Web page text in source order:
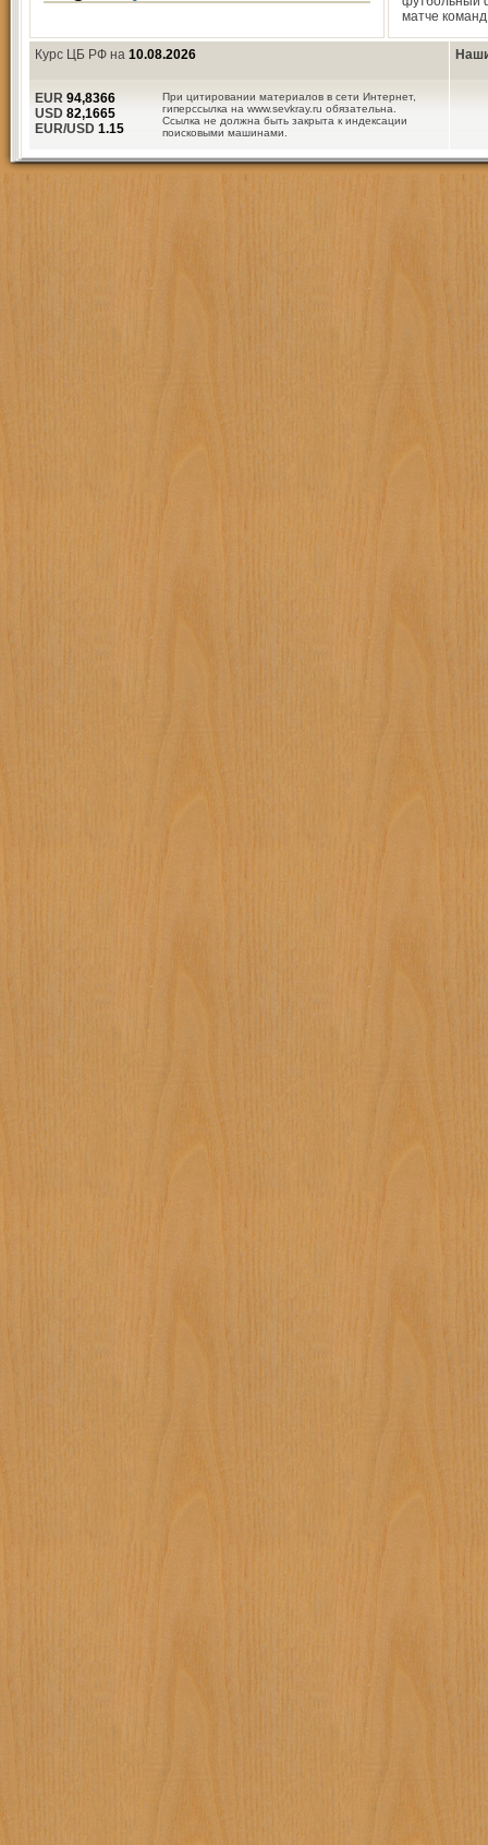
матче
Курс ЦБ РФ на 10.08.2026
При цитировании материалов в сети Интернет,
гиперссылка на www.sevkray.ru обязательна.
Ссылка не должна быть закрыта к индексации
поисковыми машинами.
EUR 94,8366
USD 82,1665
EUR/USD 1.15